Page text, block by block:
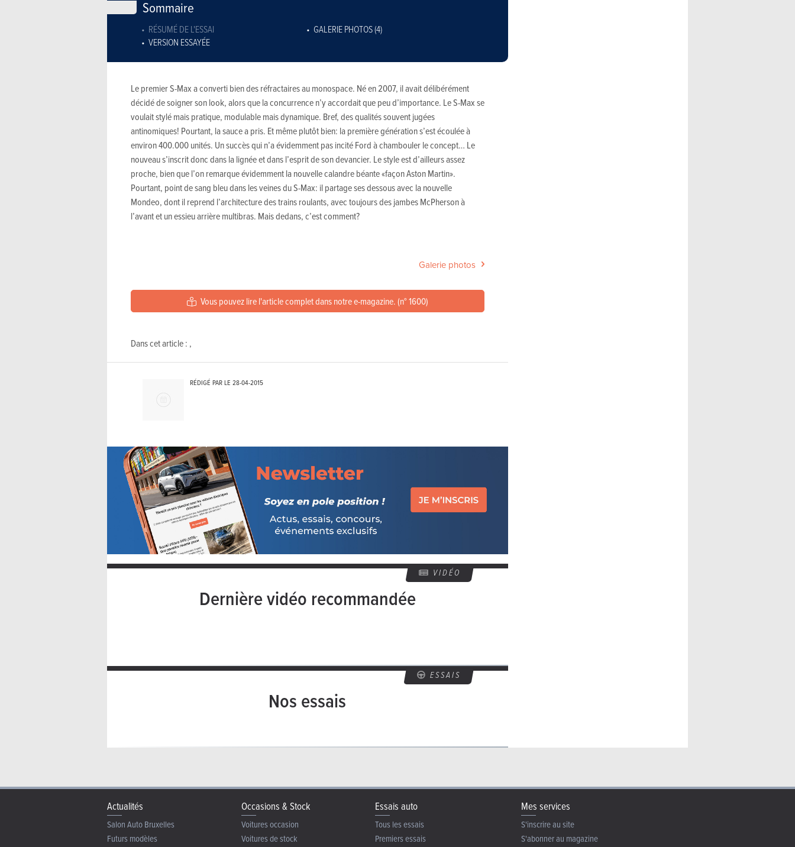
Sommaire
RÉSUMÉ DE L'ESSAI
GALERIE PHOTOS (4)
VERSION ESSAYÉE
Le premier S-Max a converti bien des réfractaires au monospace. Né en 2007, il avait délibérément
décidé de soigner son look, alors que la concurrence n’y accordait que peu d’importance. Le S-Max se
voulait stylé mais pratique, modulable mais dynamique. Bref, des qualités souvent jugées
antinomiques! Pourtant, la sauce a pris. Et même plutôt bien: la première génération s’est écoulée à
environ 400.000 unités. Un succès qui n’a évidemment pas incité Ford à chambouler le concept… Le
nouveau s’inscrit donc dans la lignée et dans l’esprit de son devancier. Le style est d’ailleurs assez
proche, bien que l’on remarque évidemment la nouvelle calandre béante «façon Aston Martin».
Pourtant, point de sang bleu dans les veines du S-Max: il partage ses dessous avec la nouvelle
Mondeo, dont il reprend l’architecture des trains roulants, avec toujours des jambes McPherson à
l’avant et un essieu arrière multibras. Mais dedans, c’est comment?
Galerie photos
Vous pouvez lire l'article complet dans notre e-magazine. (n° 1600)
Dans cet article : ,
RÉDIGÉ PAR LE 28-04-2015
VIDÉO
Dernière vidéo recommandée
ESSAIS
Nos essais
Actualités
Salon Auto Bruxelles
Futurs modèles
Occasions & Stock
Voitures occasion
Voitures de stock
Essais auto
Tous les essais
Premiers essais
Mes services
S'inscrire au site
S'abonner au magazine